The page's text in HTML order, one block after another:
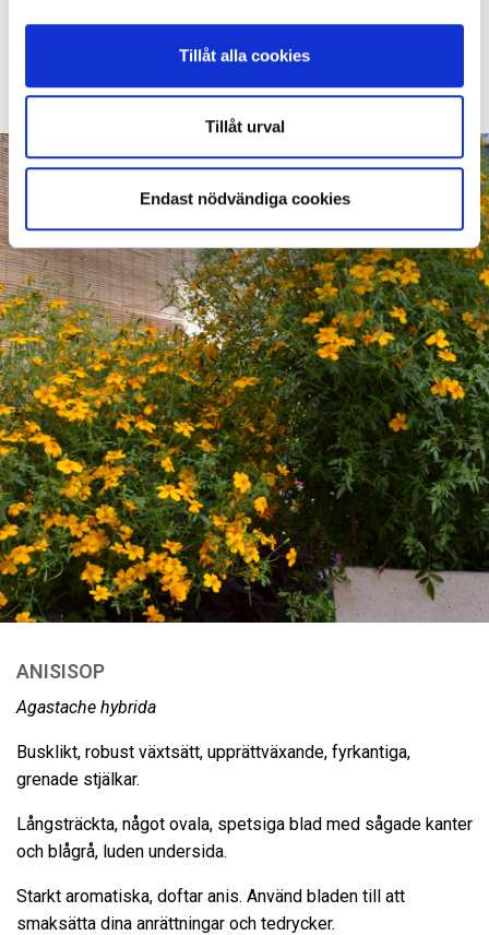
Tillåt alla cookies
Tillåt urval
Endast nödvändiga cookies
mikroliv och håller jorden i balans.
ANISISOP
Agastache hybrida
Busklikt, robust växtsätt, upprättväxande, fyrkantiga,
grenade stjälkar.
Långsträckta, något ovala, spetsiga blad med sågade kanter
och blågrå, luden undersida.
Starkt aromatiska, doftar anis. Använd bladen till att
smaksätta dina anrättningar och tedrycker.